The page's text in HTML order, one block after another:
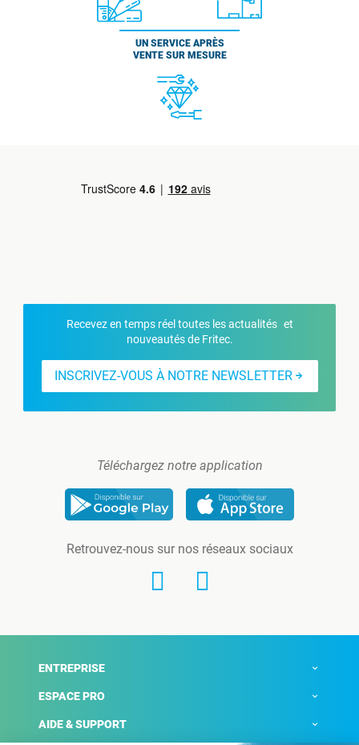
UN SERVICE APRÈS
VENTE SUR MESURE
Recevez en temps réel toutes les actualités et
nouveautés de Fritec.
INSCRIVEZ-VOUS À NOTRE NEWSLETTER
Téléchargez notre application
Retrouvez-nous sur nos réseaux sociaux
ENTREPRISE
ESPACE PRO
AIDE & SUPPORT